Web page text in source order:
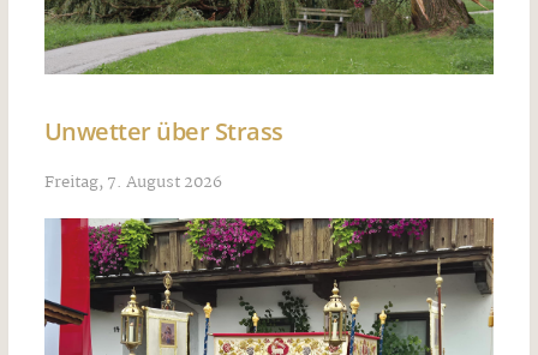
Unwetter über Strass
Freitag, 7. August 2026